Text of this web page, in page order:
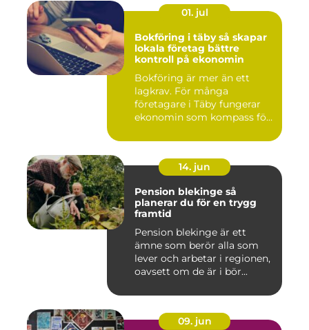
01. jul
Bokföring i täby så skapar
lokala företag bättre
kontroll på ekonomin
Bokföring är mer än ett
lagkrav. För många
företagare i Täby fungerar
ekonomin som kompass för
14. jun
Pension blekinge så
planerar du för en trygg
framtid
Pension blekinge är ett
ämne som berör alla som
lever och arbetar i regionen,
oavsett om de är i bör...
09. jun